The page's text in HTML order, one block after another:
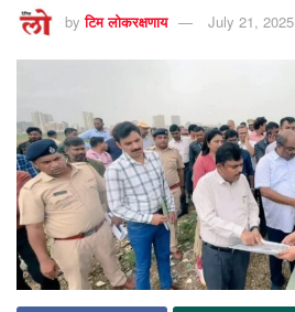
by टिम लोकरक्षणाय July 21, 2025